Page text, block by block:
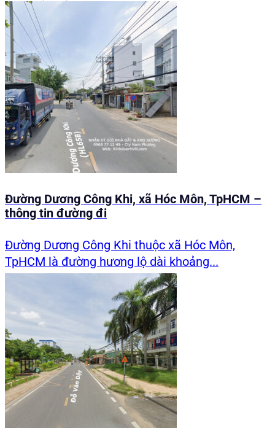
Đường Dương Công Khi, xã Hóc Môn, TpHCM –
thông tin đường đi
Đường Dương Công Khi thuộc xã Hóc Môn,
TpHCM là đường hương lộ dài khoảng...